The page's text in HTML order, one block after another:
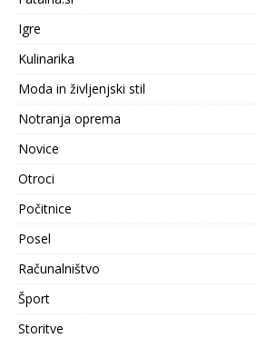
Igre
Kulinarika
Moda in življenjski stil
Notranja oprema
Novice
Otroci
Počitnice
Posel
Računalništvo
Šport
Storitve